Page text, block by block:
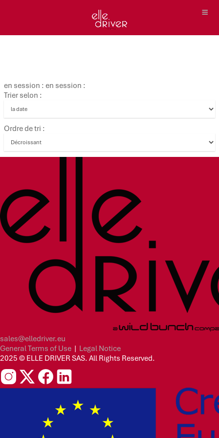
en session : en session :
Trier selon :
Ordre de tri :
sales@elledriver.eu
General Terms of Use | Legal Notice
2025 © ELLE DRIVER SAS. All Rights Reserved.